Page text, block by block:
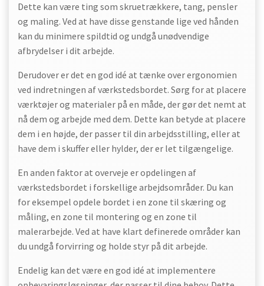
Dette kan være ting som skruetrækkere, tang, pensler
og maling. Ved at have disse genstande lige ved hånden
kan du minimere spildtid og undgå unødvendige
afbrydelser i dit arbejde.
Derudover er det en god idé at tænke over ergonomien
ved indretningen af værkstedsbordet. Sørg for at placere
værktøjer og materialer på en måde, der gør det nemt at
nå dem og arbejde med dem. Dette kan betyde at placere
dem i en højde, der passer til din arbejdsstilling, eller at
have dem i skuffer eller hylder, der er let tilgængelige.
En anden faktor at overveje er opdelingen af
værkstedsbordet i forskellige arbejdsområder. Du kan
for eksempel opdele bordet i en zone til skæring og
måling, en zone til montering og en zone til
malerarbejde. Ved at have klart definerede områder kan
du undgå forvirring og holde styr på dit arbejde.
Endelig kan det være en god idé at implementere